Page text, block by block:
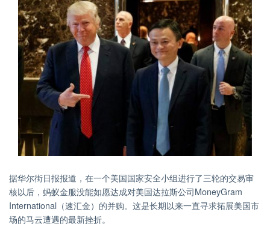
据华尔街日报报道，在一个美国国家安全小组进行了三轮的交易审
核以后，蚂蚁金服没能如愿达成对美国达拉斯公司MoneyGram
International（速汇金）的并购。这是长期以来一直寻求拓展美国市
场的马云遭遇的最新挫折。